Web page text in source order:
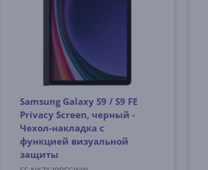
Samsung Galaxy S9 / S9 FE
Privacy Screen, черный -
Чехол-накладка с
функцией визуальной
защиты